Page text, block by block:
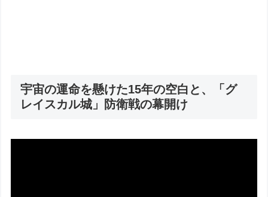
宇宙の運命を懸けた15年の空白と、「グ
レイスカル城」防衛戦の幕開け